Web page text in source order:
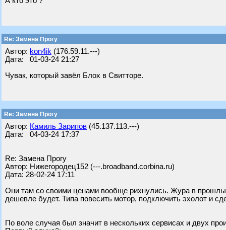
Re: Замена Прогу
Автор: kon4ik (176.59.11.---)
Дата: 01-03-24 21:27
Чувак, который завёл Блох в Свитторе.
Re: Замена Прогу
Автор: Камиль Зарипов (45.137.113.---)
Дата: 04-03-24 17:37
Re: Замена Прогу
Автор: Нижегородец152 (---.broadband.corbina.ru)
Дата: 28-02-24 17:11
Они там со своими ценами вообще рихнулись. Жура в
дешевле будет. Типа повесить мотор, подключить эхолот и
По воле случая был значит в нескольких сервисах и двух